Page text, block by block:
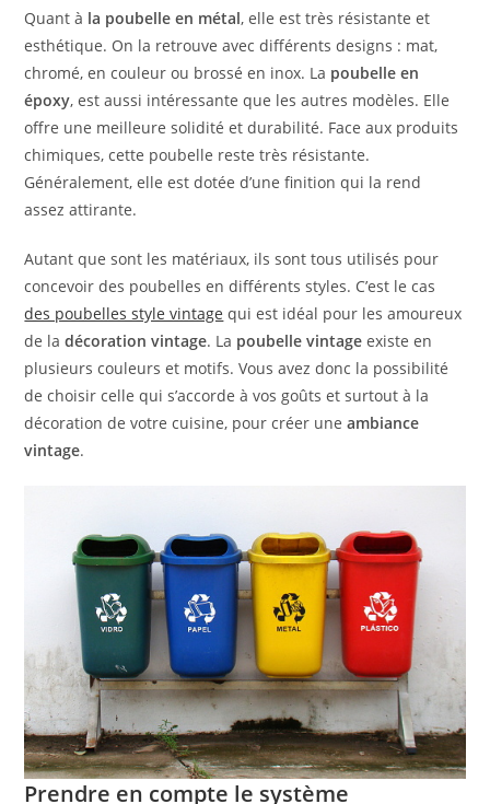
Quant à la poubelle en métal, elle est très résistante et
esthétique. On la retrouve avec différents designs : mat,
chromé, en couleur ou brossé en inox. La poubelle en
époxy, est aussi intéressante que les autres modèles. Elle
offre une meilleure solidité et durabilité. Face aux produits
chimiques, cette poubelle reste très résistante.
Généralement, elle est dotée d’une finition qui la rend
assez attirante.
Autant que sont les matériaux, ils sont tous utilisés pour
concevoir des poubelles en différents styles. C’est le cas
des poubelles style vintage qui est idéal pour les amoureux
de ladécoration vintage. La poubelle vintage existe en
plusieurs couleurs et motifs. Vous avez donc la possibilité
de choisir celle qui s’accorde à vos goûts et surtout à la
décoration de votre cuisine, pour créer uneambiance
vintage.
Prendre en compte le système